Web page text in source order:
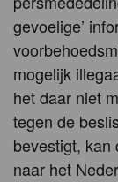
gevoelige’
mogelijk
het daar niet
tegen de
bevestigt, kan
naar het